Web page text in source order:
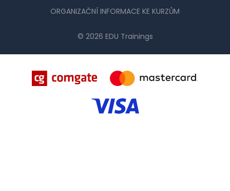
ORGANIZAČNÍ INFORMACE KE KURZŮM
© 2026 EDU Trainings